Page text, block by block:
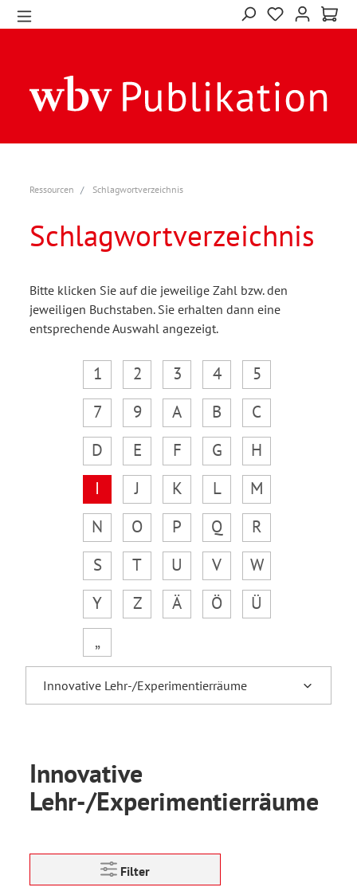
Ressourcen Schlagwortverzeichnis
Schlagwortverzeichnis
Bitte klicken Sie auf die jeweilige Zahl bzw. den
jeweiligen Buchstaben. Sie erhalten dann eine
entsprechende Auswahl angezeigt.
1 2 3 4
5
7
9 A B
C
D
E F G
H
I
J K L
M
N
O P Q
R
S
T U V
W
Y
Z Ä Ö
Ü
„
Innovative
Lehr-/Experimentierräume
Filter